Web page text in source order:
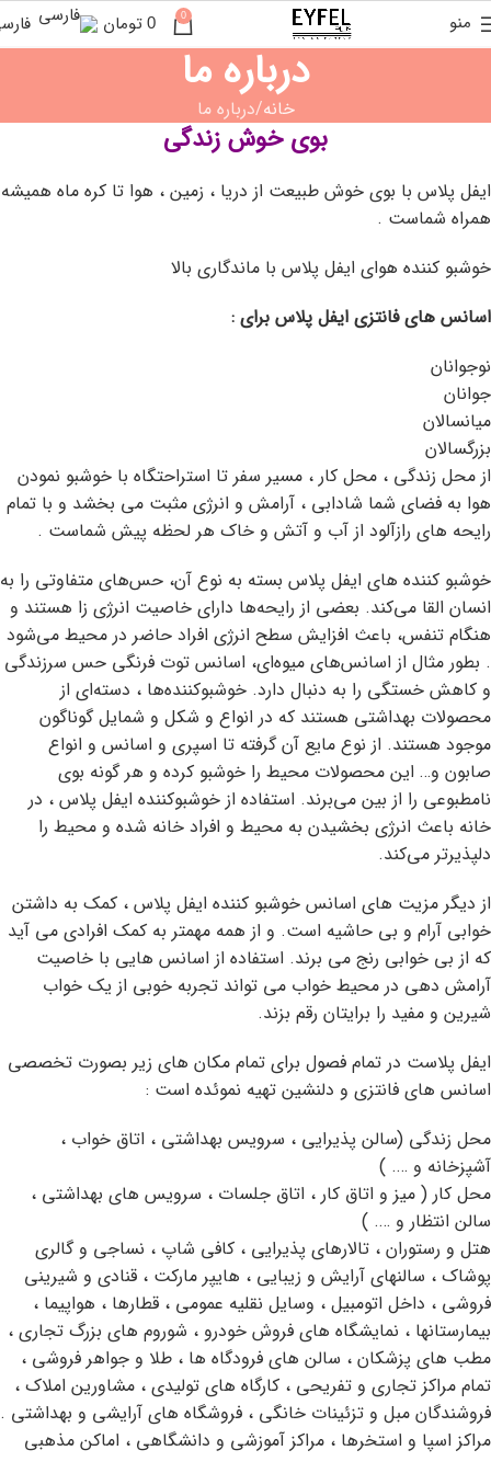
منو 0
0 تومان
درباره ما
خانه درباره ما
بوی خوش زندگی
ایفل پلاس با بوی خوش طبیعت از دریا ، زمین ، هوا تا کره ماه همیشه
همراه شماست .
خوشبو کننده هوای ایفل پلاس با ماندگاری بالا
اسانس های فانتزی ایفل پلاس برای :
نوجوانان
جوانان
میانسالان
بزرگسالان
از محل زندگی ، محل کار ، مسیر سفر تا استراحتگاه با خوشبو نمودن
هوا به فضای شما شادابی ، آرامش و انرژی مثبت می بخشد و با تمام
رایحه های رازآلود از آب و آتش و خاک هر لحظه پیش شماست .
خوشبو کننده های ایفل پلاس بسته به نوع آن، حس‌های متفاوتی را به
انسان القا می‌کند. بعضی از رایحه‌ها دارای خاصیت انرژی زا هستند و
هنگام تنفس، باعث افزایش سطح انرژی افراد حاضر در محیط می‌شود
. بطور مثال از اسانس‌های میوه‌ای، اسانس توت فرنگی حس سرزندگی
و کاهش خستگی را به دنبال دارد. خوشبو‌کننده‌ها ، دسته‌ای از
محصولات بهداشتی هستند که در انواع و شکل و شمایل گوناگون
موجود هستند. از نوع مایع آن گرفته تا اسپری و اسانس و انواع
صابون و… این محصولات محیط را خوشبو کرده و هر گونه بوی
نامطبوعی را از بین می‌برند. استفاده از خوشبوکننده ایفل پلاس ، در
خانه باعث انرژ‌ی بخشیدن به محیط و افراد خانه شده و محیط را
دلپذیر‌تر می‌کند.
از دیگر مزیت های اسانس خوشبو کننده ایفل پلاس ، کمک به داشتن
خوابی آرام و بی حاشیه است. و از همه مهمتر به کمک افرادی می آید
که از بی خوابی رنج می برند. استفاده از اسانس هایی با خاصیت
آرامش دهی در محیط خواب می تواند تجربه خوبی از یک خواب
شیرین و مفید را برایتان رقم بزند.
ایفل پلاست در تمام فصول برای تمام مکان های زیر بصورت تخصصی
اسانس های فانتزی و دلنشین تهیه نموئده است :
محل زندگی (سالن پذیرایی ، سرویس بهداشتی ، اتاق خواب ،
آشپزخانه و …. )
محل کار ( میز و اتاق کار ، اتاق جلسات ، سرویس های بهداشتی ،
سالن انتظار و …. )
هتل و رستوران ، تالارهای پذیرایی ، کافی شاپ ، نساجی و گالری
پوشاک ، سالنهای آرایش و زیبایی ، هایپر مارکت ، قنادی و شیرینی
فروشی ، داخل اتومبیل ، وسایل نقلیه عمومی ، قطارها ، هواپیما ،
بیمارستانها ، نمایشگاه های فروش خودرو ، شوروم های بزرگ تجاری ،
مطب های پزشکان ، سالن های فرودگاه ها ، طلا و جواهر فروشی ،
تمام مراکز تجاری و تفریحی ، کارگاه های تولیدی ، مشاورین املاک ،
فروشندگان مبل و تزئینات خانگی ، فروشگاه های آرایشی و بهداشتی .
مراکز اسپا و استخرها ، مراکز آموزشی و دانشگاهی ، اماکن مذهبی